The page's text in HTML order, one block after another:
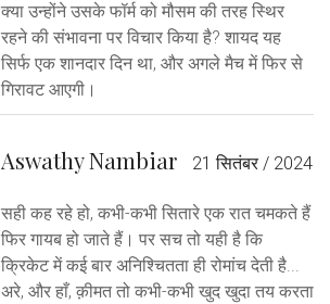
क्या उन्होंने उसके फॉर्म को मौसम की तरह स्थिर
रहने की संभावना पर विचार किया है? शायद यह
सिर्फ एक शानदार दिन था, और अगले मैच में फिर से
गिरावट आएगी।
Aswathy Nambiar 21 सितंबर / 2024
सही कह रहे हो, कभी-कभी सितारे एक रात चमकते हैं
फिर गायब हो जाते हैं। पर सच तो यही है कि
क्रिकेट में कई बार अनिश्चितता ही रोमांच देती है...
अरे, और हाँ, क़ीमत तो कभी-कभी खुद खुदा तय करता